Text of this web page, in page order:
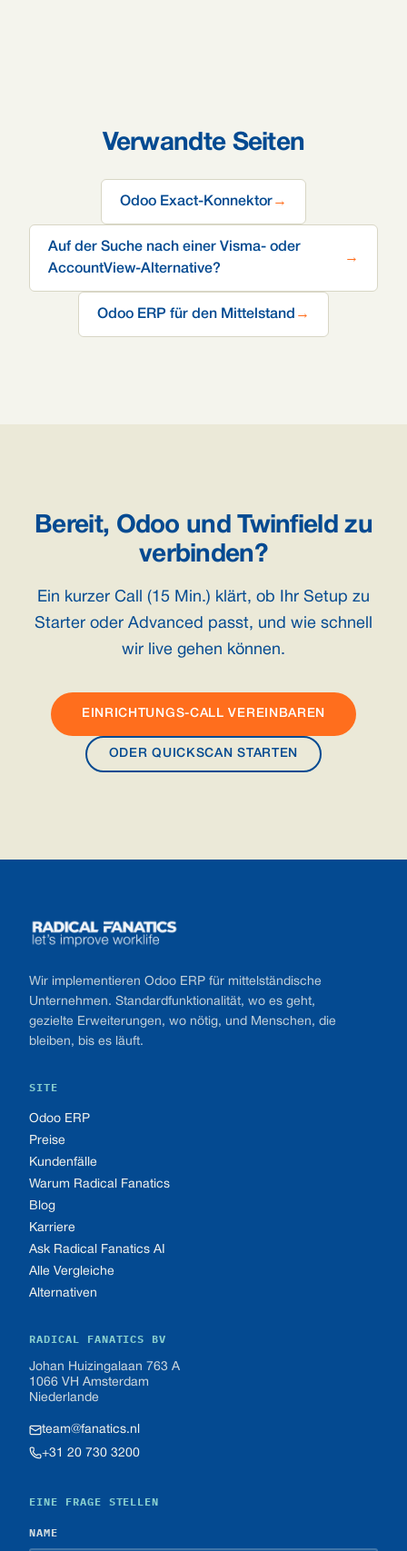
Verwandte Seiten
Odoo Exact-Konnektor →
Auf der Suche nach einer Visma- oder
AccountView-Alternative?
→
Odoo ERP für den Mittelstand →
Bereit, Odoo und Twinfield zu
verbinden?
Ein kurzer Call (15 Min.) klärt, ob Ihr Setup zu
Starter oder Advanced passt, und wie schnell
wir live gehen können.
EINRICHTUNGS-CALL VEREINBAREN
ODER QUICKSCAN STARTEN
Wir implementieren Odoo ERP für mittelständische
Unternehmen. Standardfunktionalität, wo es geht,
gezielte Erweiterungen, wo nötig, und Menschen, die
bleiben, bis es läuft.
SITE
Odoo ERP
Preise
Kundenfälle
Warum Radical Fanatics
Blog
Karriere
Ask Radical Fanatics AI
Alle Vergleiche
Alternativen
RADICAL FANATICS BV
Johan Huizingalaan 763 A
1066 VH Amsterdam
Niederlande
team@fanatics.nl
+31 20 730 3200
EINE FRAGE STELLEN
NAME